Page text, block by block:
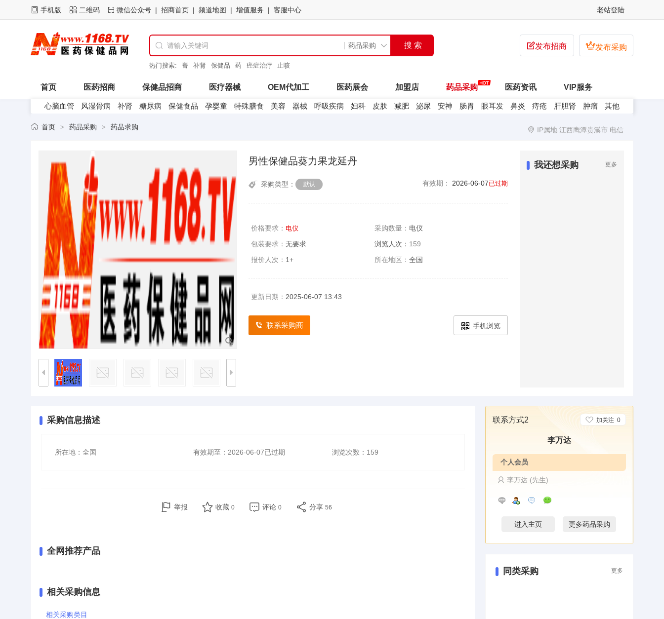
老站登陆
手机版 二维码  微信公众号 招商首页 频道地图 增值服务 客服中心
热门搜索: 膏 补肾 保健品 药 癌症治疗 止咳
发布采购
发布招商
首页 医药招商 保健品招商 医疗器械 OEM代加工 医药展会 加盟店 药品采购 医药资讯 VIP服务
医药企业
心脑血管 风湿骨病 补肾 糖尿病 保健食品 孕婴童 特殊膳食 美容 器械 呼吸疾病 妇科 皮肤 减肥 泌尿 安神 肠胃 眼耳发 鼻炎 痔疮 肝胆肾 肿瘤 其他
IP属地 江西鹰潭贵溪市 电信
首页 > 药品采购 > 药品求购
男性保健品葵力果龙延丹
采购类型： 默认 有效期： 2026-06-07已过期
价格要求： 电仪 采购数量： 电仪
包装要求： 无要求 浏览人次： 159
报价人次： 1+ 所在地区： 全国
更新日期： 2025-06-07 13:43
联系采购商 手机浏览
我还想采购 更多
采购信息描述
所在地：全国 有效期至：2026-06-07已过期 浏览次数： 159
举报 收藏 0 评论 0 分享 56
全网推荐产品
相关采购信息
相关采购类目
联系方式2 加关注 0
李万达
个人会员
李万达 (先生)
进入主页 更多药品采购
同类采购 更多